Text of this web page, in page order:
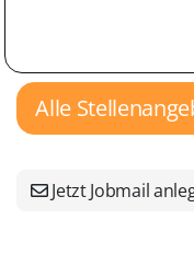
Alle
Jetzt Jobmail